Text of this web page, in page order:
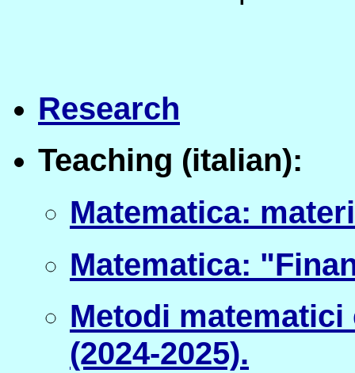
Research
Teaching (italian):
Matematica:
Matematica:
Metodi
(2024-2025).